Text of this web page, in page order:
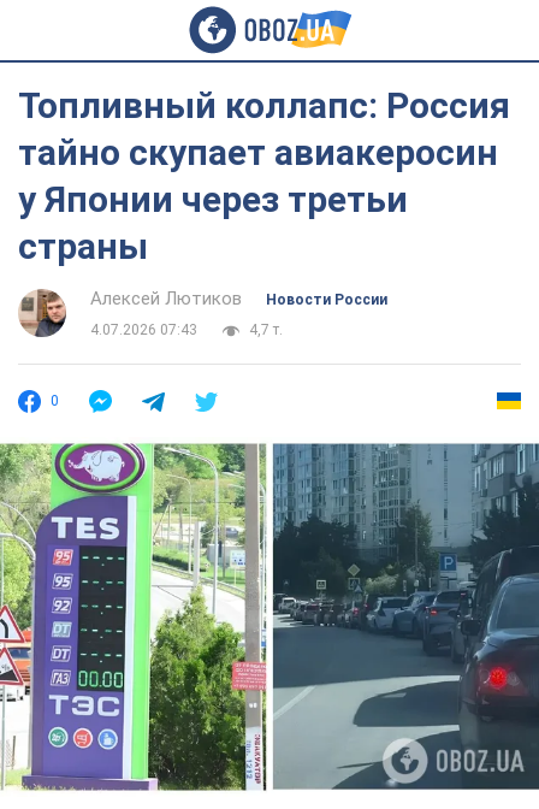
Топливный коллапс: Россия
тайно скупает авиакеросин
у Японии через третьи
страны
Алексей Лютиков
Новости России
4.07.2026 07:43
4,7 т.
0